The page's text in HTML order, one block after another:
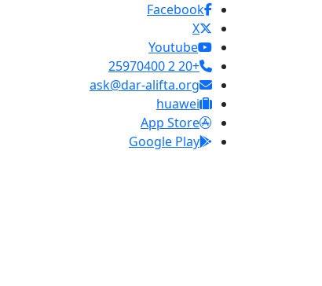
Facebook
X
Youtube
+20 2 25970400
ask@dar-alifta.org
huawei
App Store
Google Play